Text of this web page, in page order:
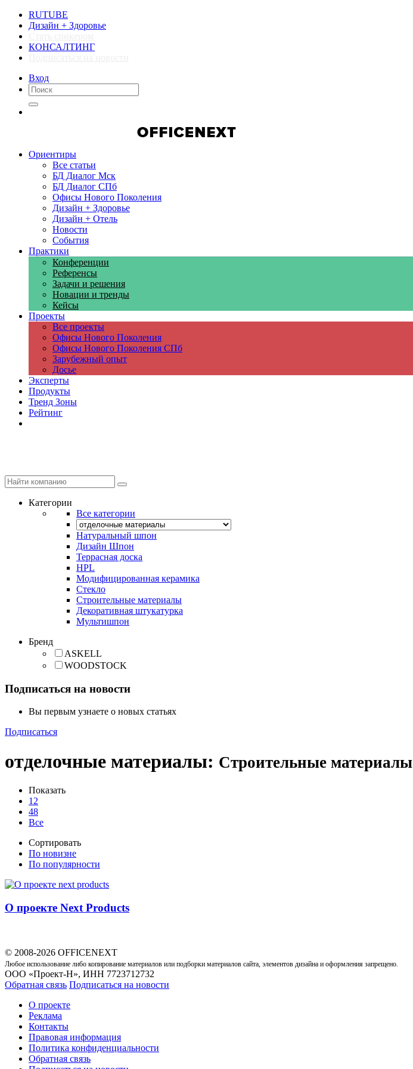
RUTUBE
Дизайн + Здоровье
КОНСАЛТИНГ
Вход
Ориентиры
Все статьи
БД Диалог Мск
БД Диалог СПб
Офисы Нового Поколения
Дизайн + Здоровье
Дизайн + Отель
Новости
События
Практики
Конференции
Референсы
Задачи и решения
Новации и тренды
Кейсы
Проекты
Все проекты
Офисы Нового Поколения
Офисы Нового Поколения СПб
Зарубежный опыт
Досье
Эксперты
Продукты
Тренд Зоны
Рейтинг
Категории
Все категории
Натуральный шпон
Дизайн Шпон
Террасная доска
HPL
Модифицированная керамика
Стекло
Строительные материалы
Декоративная штукатурка
Мультишпон
Бренд
ASKELL
WOODSTOCK
Подписаться на новости
Вы первым узнаете о новых статьях
Подписаться
отделочные материалы: Строительные материалы
Показать
12
48
Все
Сортировать
По новизне
По популярности
О проекте Next Products
© 2008-2026 OFFICENEXT
Любое использование либо копирование материалов или подборки материалов сайта, элементов дизайна и оформления запрещено.
ООО «Проект-Н», ИНН 7723712732
Обратная связь Подписаться на новости
О проекте
Реклама
Контакты
Правовая информация
Политика конфиденциальности
Обратная связь